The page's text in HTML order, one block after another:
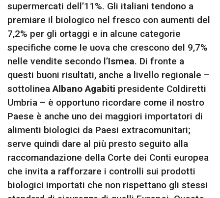
supermercati dell’11%. Gli italiani tendono a
premiare il biologico nel fresco con aumenti del
7,2% per gli ortaggi e in alcune categorie
specifiche come le uova che crescono del 9,7%
nelle vendite secondo l’Ismea. Di fronte a
questi buoni risultati, anche a livello regionale –
sottolineaAlbano Agabiti presidente Coldiretti
Umbria – è opportuno ricordare come il nostro
Paese è anche uno dei maggiori importatori di
alimenti biologici da Paesi extracomunitari;
serve quindi dare al più presto seguito alla
raccomandazione della Corte dei Conti europea
che invita a rafforzare i controlli sui prodotti
biologici importati che non rispettano gli stessi